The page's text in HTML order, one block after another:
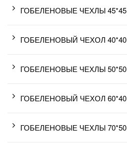
ГОБЕЛЕНОВЫЕ ЧЕХЛЫ 45*45
ГОБЕЛЕНОВЫЙ ЧЕХОЛ 40*40
ГОБЕЛЕНОВЫЕ ЧЕХЛЫ 50*50
ГОБЕЛЕНОВЫЙ ЧЕХОЛ 60*40
ГОБЕЛЕНОВЫЕ ЧЕХЛЫ 70*50